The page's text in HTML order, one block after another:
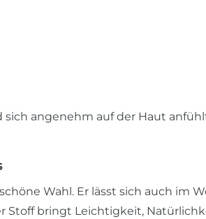
angenehm auf der Haut
Wahl. Er lässt sich auch im
Stoff bringt Leichtigkeit,